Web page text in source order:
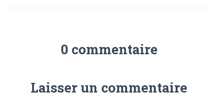
0 commentaire
Laisser un commentaire